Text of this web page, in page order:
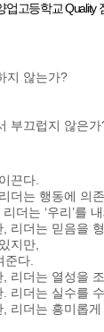
고등학교 Quality
지 않는가?
부끄럽지 않은가
끈다.
더는 행동에 의
더는 ‘우리’를
리더는 믿음을
지만,
다.
리더는 열성을
리더는 실수를
리더는 흥미롭게